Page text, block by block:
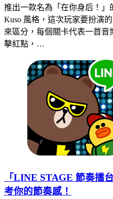
推出一款名為「在你身后！
Kuso 風格，這次玩家要扮演
來區分，每個關卡代表一首
擊紅點，…
「LINE STAGE 節奏擂
考你的節奏感！